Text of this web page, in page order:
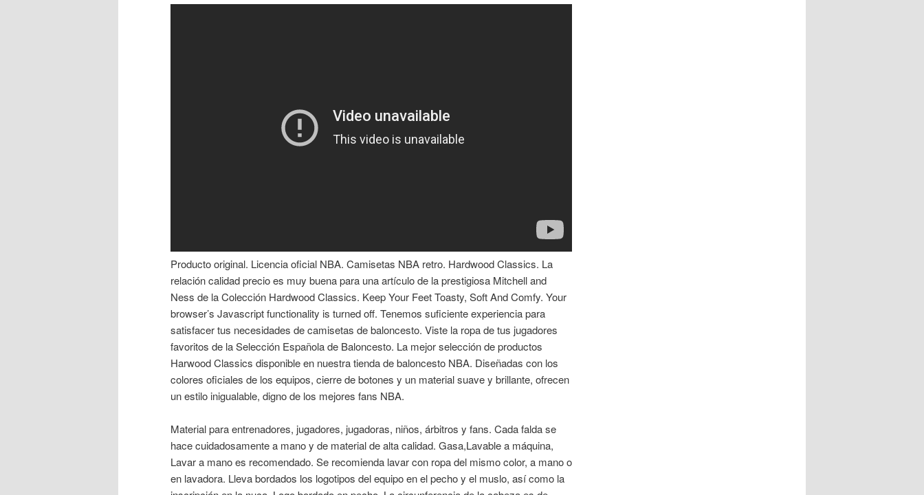
Producto original. Licencia oficial NBA. Camisetas NBA retro. Hardwood Classics. La
relación calidad precio es muy buena para una artículo de la prestigiosa Mitchell and
Ness de la Colección Hardwood Classics. Keep Your Feet Toasty, Soft And Comfy. Your
browser’s Javascript functionality is turned off. Tenemos suficiente experiencia para
satisfacer tus necesidades de camisetas de baloncesto. Viste la ropa de tus jugadores
favoritos de la Selección Española de Baloncesto. La mejor selección de productos
Harwood Classics disponible en nuestra tienda de baloncesto NBA. Diseñadas con los
colores oficiales de los equipos, cierre de botones y un material suave y brillante, ofrecen
un estilo inigualable, digno de los mejores fans NBA.
Material para entrenadores, jugadores, jugadoras, niños, árbitros y fans. Cada falda se
hace cuidadosamente a mano y de material de alta calidad. Gasa,Lavable a máquina,
Lavar a mano es recomendado. Se recomienda lavar con ropa del mismo color, a mano o
en lavadora. Lleva bordados los logotipos del equipo en el pecho y el muslo, así como la